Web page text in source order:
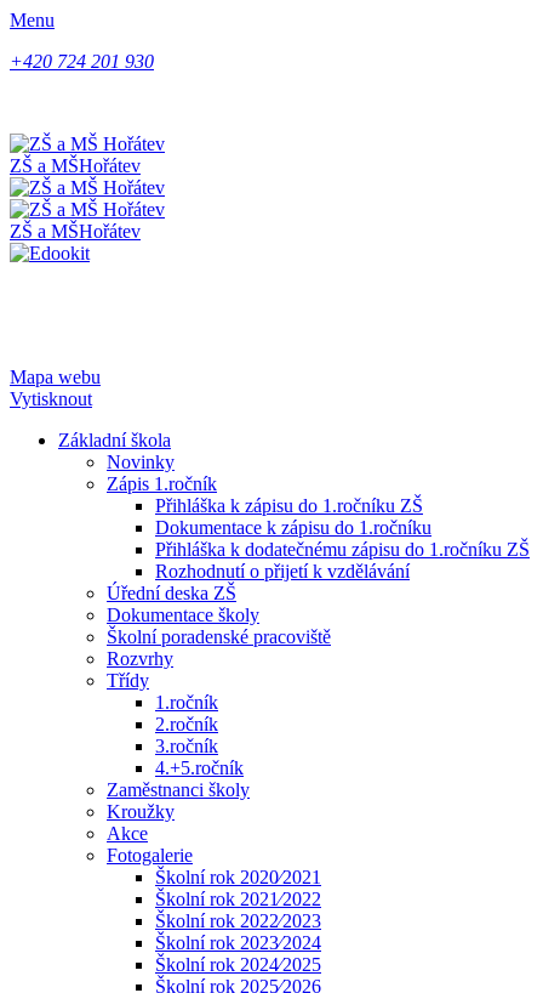
Menu
+420 724 201 930
ZŠ a MŠHořátev
ZŠ a MŠHořátev
Mapa webu
Vytisknout
Základní škola
Novinky
Zápis 1.ročník
Přihláška k zápisu do 1.ročníku ZŠ
Dokumentace k zápisu do 1.ročníku
Přihláška k dodatečnému zápisu do 1.ročníku ZŠ
Rozhodnutí o přijetí k vzdělávání
Úřední deska ZŠ
Dokumentace školy
Školní poradenské pracoviště
Rozvrhy
Třídy
1.ročník
2.ročník
3.ročník
4.+5.ročník
Zaměstnanci školy
Kroužky
Akce
Fotogalerie
Školní rok 2020⁄2021
Školní rok 2021⁄2022
Školní rok 2022⁄2023
Školní rok 2023⁄2024
Školní rok 2024⁄2025
Školní rok 2025⁄2026